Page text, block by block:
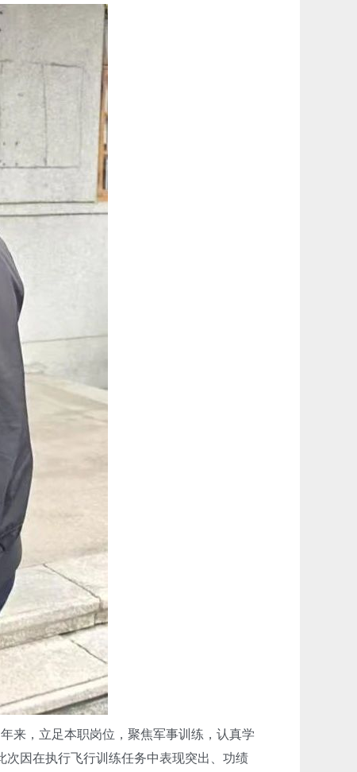
来，立足本职岗位，聚焦军事训练，认真学
因在执行飞行训练任务中表现突出、功绩